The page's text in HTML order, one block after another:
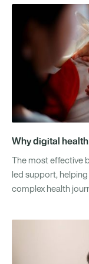
Why digital
The most effective
led support,
complex health